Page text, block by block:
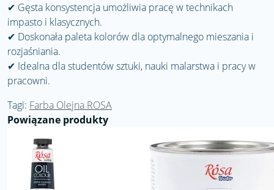
✔ Gęsta konsystencja umożliwia pracę w technikach
impasto i klasycznych.
✔ Doskonała paleta kolorów dla optymalnego mieszania i
rozjaśniania.
✔ Idealna dla studentów sztuki, nauki malarstwa i pracy w
pracowni.
Tagi: Farba Olejna ROSA
Powiązane produkty